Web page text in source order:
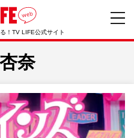
！TV LIFE公式サイト
奈